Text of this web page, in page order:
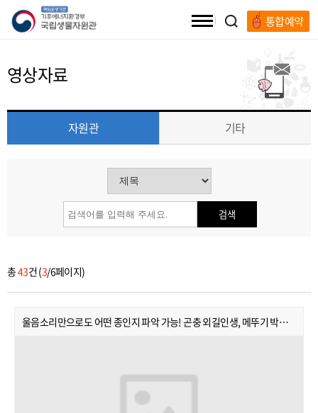
통합예약
영상자료
자원관 기타
검색
총43건 (3/6페이지)
울음소리만으로도 어떤 종인지 파악 가능! 곤충 외길인생, 메뚜기 박사님의 특별한 이야기